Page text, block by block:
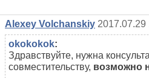
Alexey Volchanskiy 2017.07.29
okokokok:
Здравствуйте, нужна
совместительству, возможно